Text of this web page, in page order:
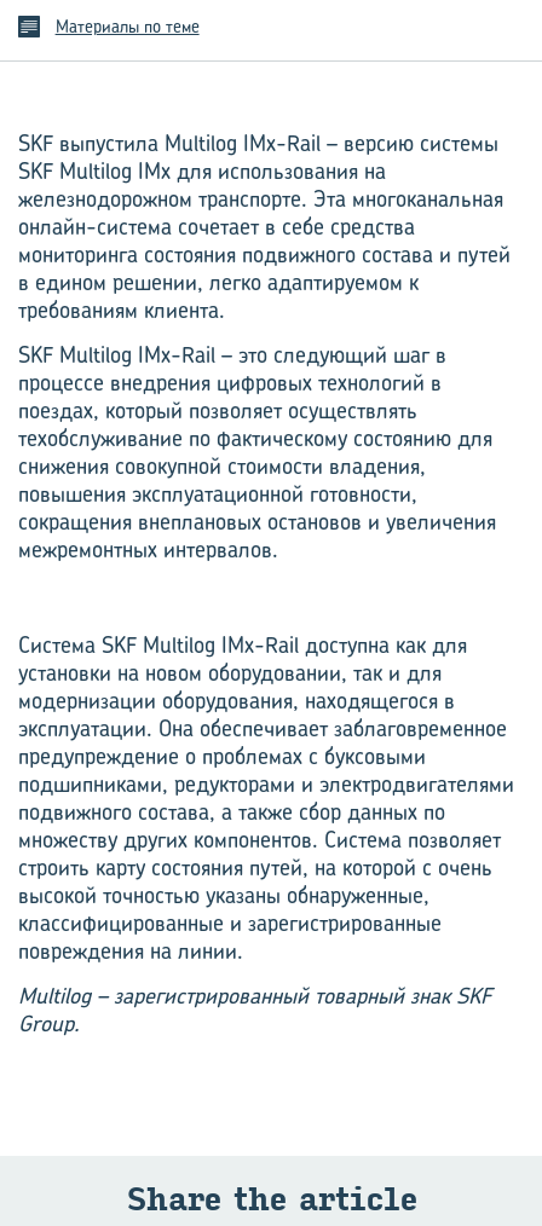
Материалы по теме
SKF выпустила Multilog IMx-Rail – версию системы
SKF Multilog IMx для использования на
железнодорожном транспорте. Эта многоканальная
онлайн-система сочетает в себе средства
мониторинга состояния подвижного состава и путей
в едином решении, легко адаптируемом к
требованиям клиента.
SKF Multilog IMx-Rail – это следующий шаг в
процессе внедрения цифровых технологий в
поездах, который позволяет осуществлять
техобслуживание по фактическому состоянию для
снижения совокупной стоимости владения,
повышения эксплуатационной готовности,
сокращения внеплановых остановов и увеличения
межремонтных интервалов.
Система SKF Multilog IMx-Rail доступна как для
установки на новом оборудовании, так и для
модернизации оборудования, находящегося в
эксплуатации. Она обеспечивает заблаговременное
предуп­реждение о проблемах с буксовыми
подшипниками, редукторами и электродвигателями
подвижного состава, а также сбор данных по
множеству других компонентов. Система позволяет
строить карту состояния путей, на которой с очень
высокой точностью указаны обнаруженные,
классифицированные и зарегистрированные
повреждения на линии.
Multilog – зарегистрированный товарный знак SKF
Group.
Share the article